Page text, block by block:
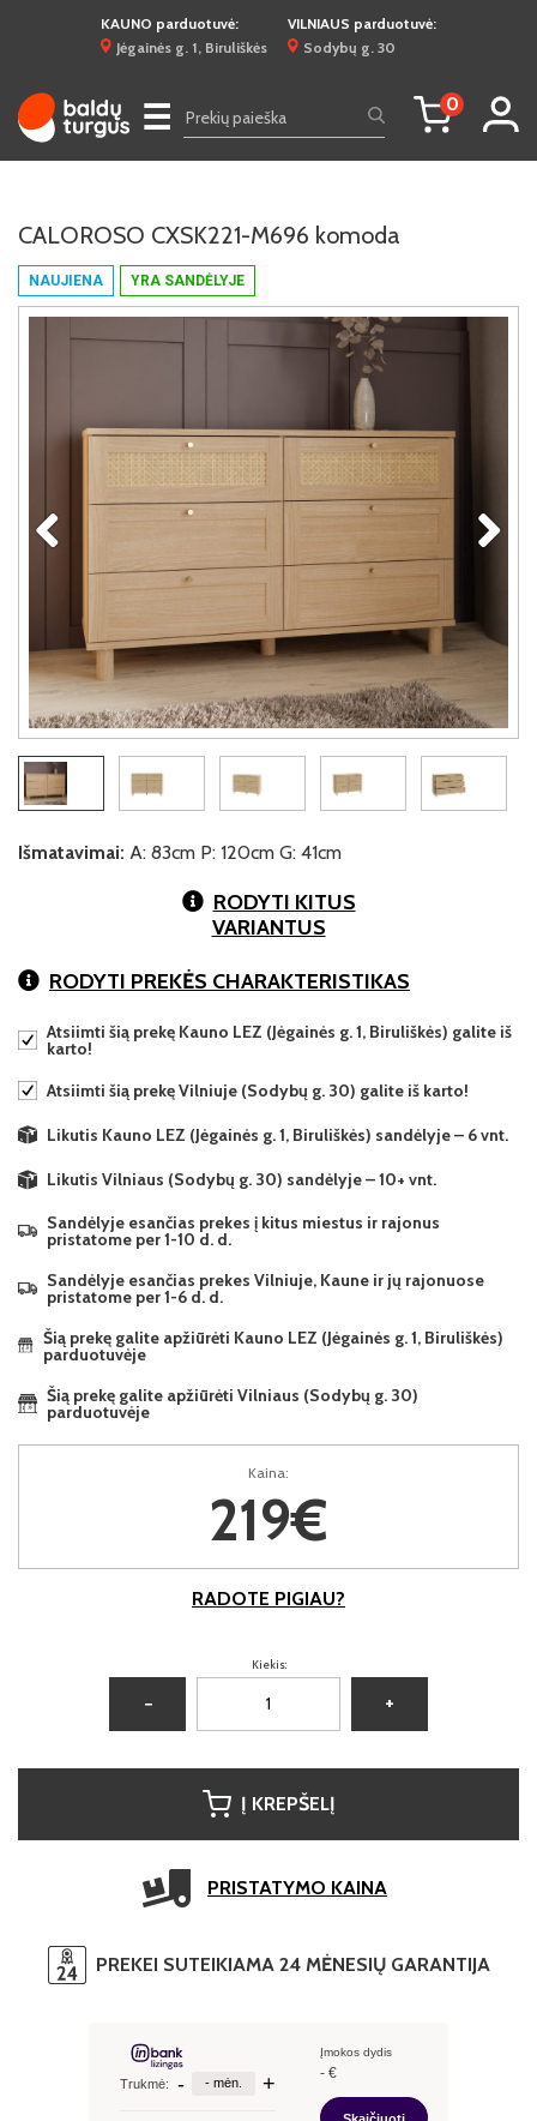
KAUNO parduotuvė:
Jėgainės g. 1, Biruliškės
VILNIAUS parduotuvė:
Sodybų g. 30
☰ 0
NAUJIENA YRA SANDĖLYJE
CALOROSO CXSK221-M696 komoda
Išmatavimai: A: 83cm P: 120cm G: 41cm
RODYTI KITUS
VARIANTUS
RODYTI PREKĖS CHARAKTERISTIKAS
Atsiimti šią prekę Kauno LEZ (Jėgainės g. 1, Biruliškės) galite iš
karto!
Atsiimti šią prekę Vilniuje (Sodybų g. 30) galite iš karto!
Likutis Kauno LEZ (Jėgainės g. 1, Biruliškės) sandėlyje – 6 vnt.
Likutis Vilniaus (Sodybų g. 30) sandėlyje – 10+ vnt.
Sandėlyje esančias prekes į kitus miestus ir rajonus
pristatome per 1-10 d. d.
Sandėlyje esančias prekes Vilniuje, Kaune ir jų rajonuose
pristatome per 1-6 d. d.
Šią prekę galite apžiūrėti Kauno LEZ (Jėgainės g. 1, Biruliškės)
parduotuvėje
Šią prekę galite apžiūrėti Vilniaus (Sodybų g. 30)
parduotuvėje
Kaina:
219€
RADOTE PIGIAU?
Kiekis:
− +
Į KREPŠELĮ
PRISTATYMO KAINA
PREKEI SUTEIKIAMA 24 MĖNESIŲ GARANTIJA